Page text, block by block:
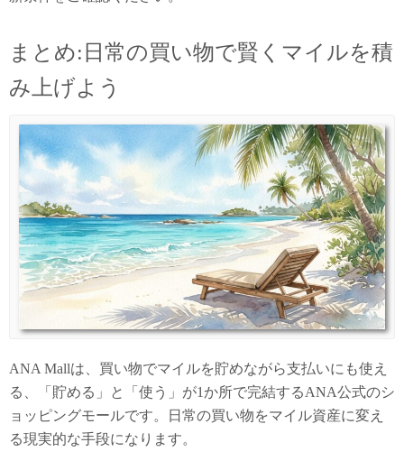
まとめ:日常の買い物で賢くマイルを積
み上げよう
ANA Mallは、買い物でマイルを貯めながら支払いにも使え
る、「貯める」と「使う」が1か所で完結するANA公式のシ
ョッピングモールです。日常の買い物をマイル資産に変え
る現実的な手段になります。